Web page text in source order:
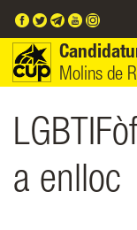
Molins de
a enlloc